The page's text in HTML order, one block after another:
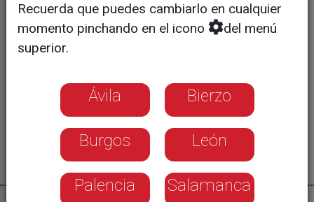
Recuerda que puedes cambiarlo en cualquier
momento pinchando en el icono
del menú
superior.
Ávila Bierzo
Burgos León
Palencia Salamanca